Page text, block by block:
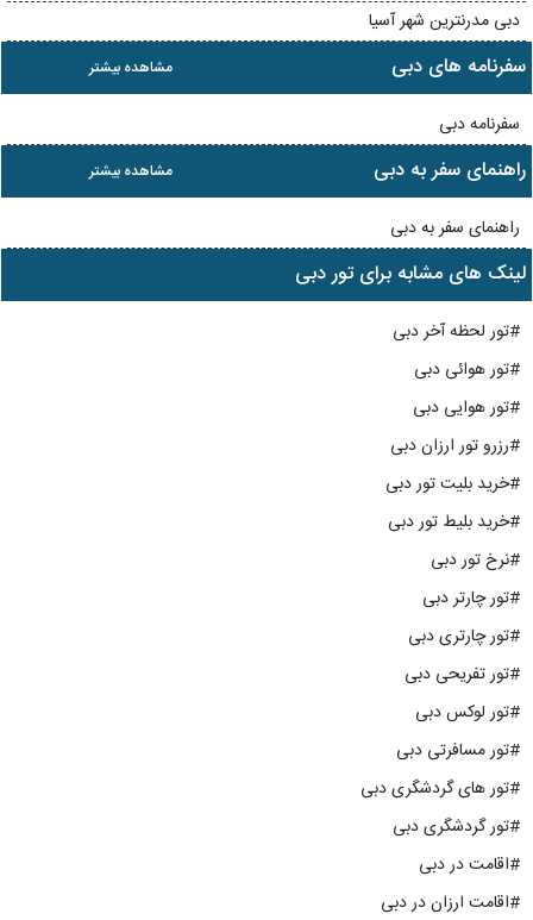
دبی مدرنترین شهر آسیا
مشاهده بیشتر سفرنامه های دبی
سفرنامه دبی
مشاهده بیشتر راهنمای سفر به دبی
راهنمای سفر به دبی
لینک های مشابه برای تور دبی
#تور لحظه آخر دبی
#تور هوائی دبی
#تور هوایی دبی
#رزرو تور ارزان دبی
#خرید بلیت تور دبی
#خرید بلیط تور دبی
#نرخ تور دبی
#تور چارتر دبی
#تور چارتری دبی
#تور تفریحی دبی
#تور لوکس دبی
#تور مسافرتی دبی
#تور های گردشگری دبی
#تور گردشگری دبی
#اقامت در دبی
#اقامت ارزان در دبی